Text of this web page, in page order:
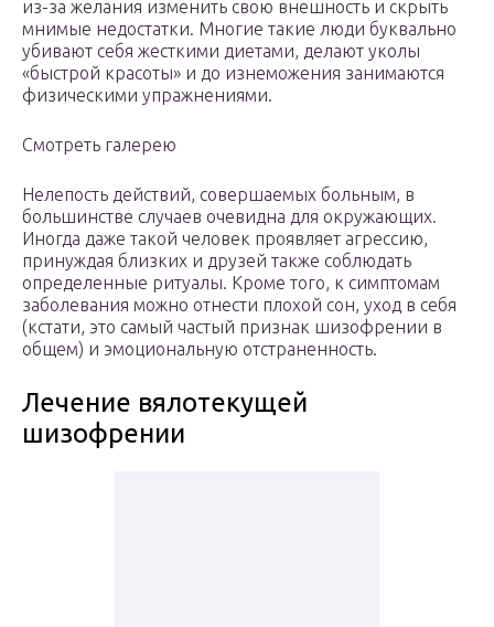
из-за желания изменить свою внешность и скрыть
мнимые недостатки. Многие такие люди буквально
убивают себя жесткими диетами, делают уколы
«быстрой красоты» и до изнеможения занимаются
физическими упражнениями.
Смотреть галерею
Нелепость действий, совершаемых больным, в
большинстве случаев очевидна для окружающих.
Иногда даже такой человек проявляет агрессию,
принуждая близких и друзей также соблюдать
определенные ритуалы. Кроме того, к симптомам
заболевания можно отнести плохой сон, уход в себя
(кстати, это самый частый признак шизофрении в
общем) и эмоциональную отстраненность.
Лечение вялотекущей
шизофрении